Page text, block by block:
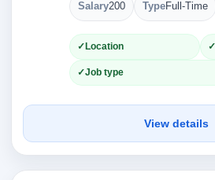
Salary200 TypeFull-Time
Location
Job type
View details